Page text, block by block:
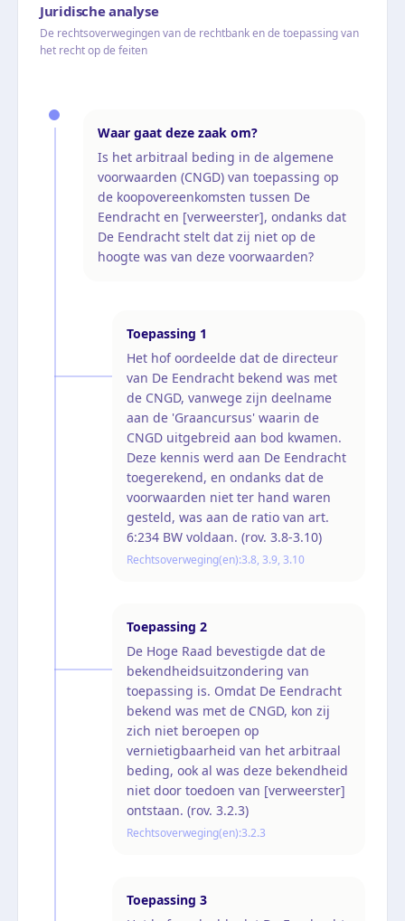
Juridische analyse
De rechtsoverwegingen van de rechtbank en de toepassing van
het recht op de feiten
Waar gaat deze zaak om?
Is het arbitraal beding in de algemene
voorwaarden (CNGD) van toepassing op
de koopovereenkomsten tussen De
Eendracht en [verweerster], ondanks dat
De Eendracht stelt dat zij niet op de
hoogte was van deze voorwaarden?
Toepassing 1
Het hof oordeelde dat de directeur
van De Eendracht bekend was met
de CNGD, vanwege zijn deelname
aan de 'Graancursus' waarin de
CNGD uitgebreid aan bod kwamen.
Deze kennis werd aan De Eendracht
toegerekend, en ondanks dat de
voorwaarden niet ter hand waren
gesteld, was aan de ratio van art.
6:234 BW voldaan. (rov. 3.8-3.10)
Rechtsoverweging(en):3.8, 3.9, 3.10
Toepassing 2
De Hoge Raad bevestigde dat de
bekendheidsuitzondering van
toepassing is. Omdat De Eendracht
bekend was met de CNGD, kon zij
zich niet beroepen op
vernietigbaarheid van het arbitraal
beding, ook al was deze bekendheid
niet door toedoen van [verweerster]
ontstaan. (rov. 3.2.3)
Rechtsoverweging(en):3.2.3
Toepassing 3